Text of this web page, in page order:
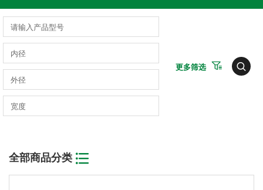
更多筛选
全部商品分类